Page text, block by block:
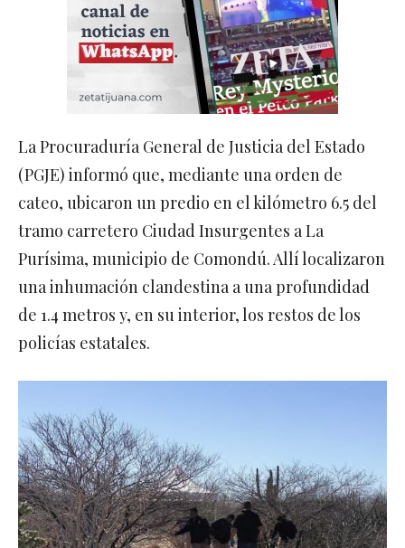
La Procuraduría General de Justicia del Estado
(PGJE) informó que, mediante una orden de
cateo, ubicaron un predio en el kilómetro 6.5 del
tramo carretero Ciudad Insurgentes a La
Purísima, municipio de Comondú. Allí localizaron
una inhumación clandestina a una profundidad
de 1.4 metros y, en su interior, los restos de los
policías estatales.